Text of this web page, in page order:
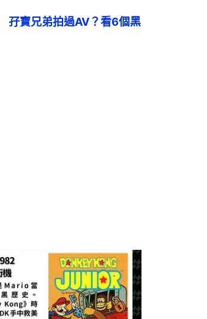
孖寶兄弟拍過AV？看6個黑